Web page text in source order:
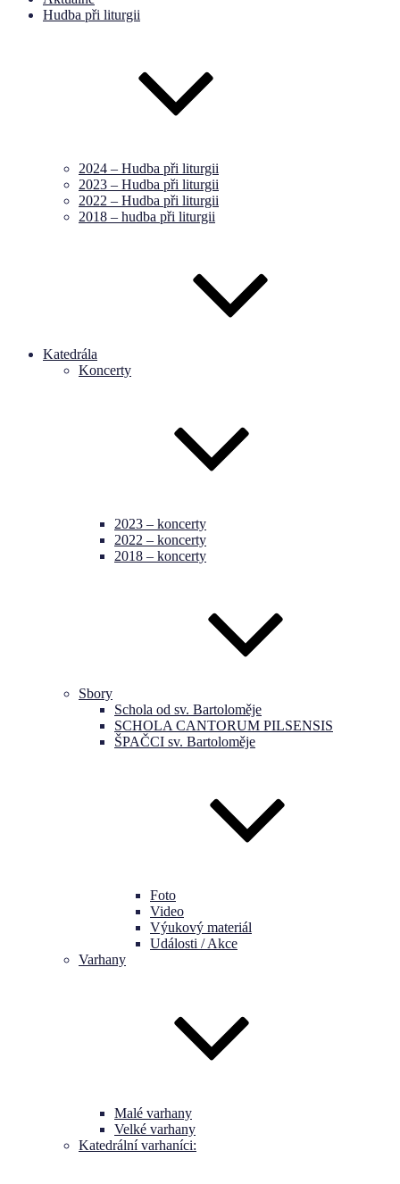
Hudba při liturgii
2024 – Hudba při liturgii
2023 – Hudba při liturgii
2022 – Hudba při liturgii
2018 – hudba při liturgii
Katedrála
Koncerty
2023 – koncerty
2022 – koncerty
2018 – koncerty
Sbory
Schola od sv. Bartoloměje
SCHOLA CANTORUM PILSENSIS
ŠPAČCI sv. Bartoloměje
Foto
Video
Výukový materiál
Události / Akce
Varhany
Malé varhany
Velké varhany
Katedrální varhaníci: